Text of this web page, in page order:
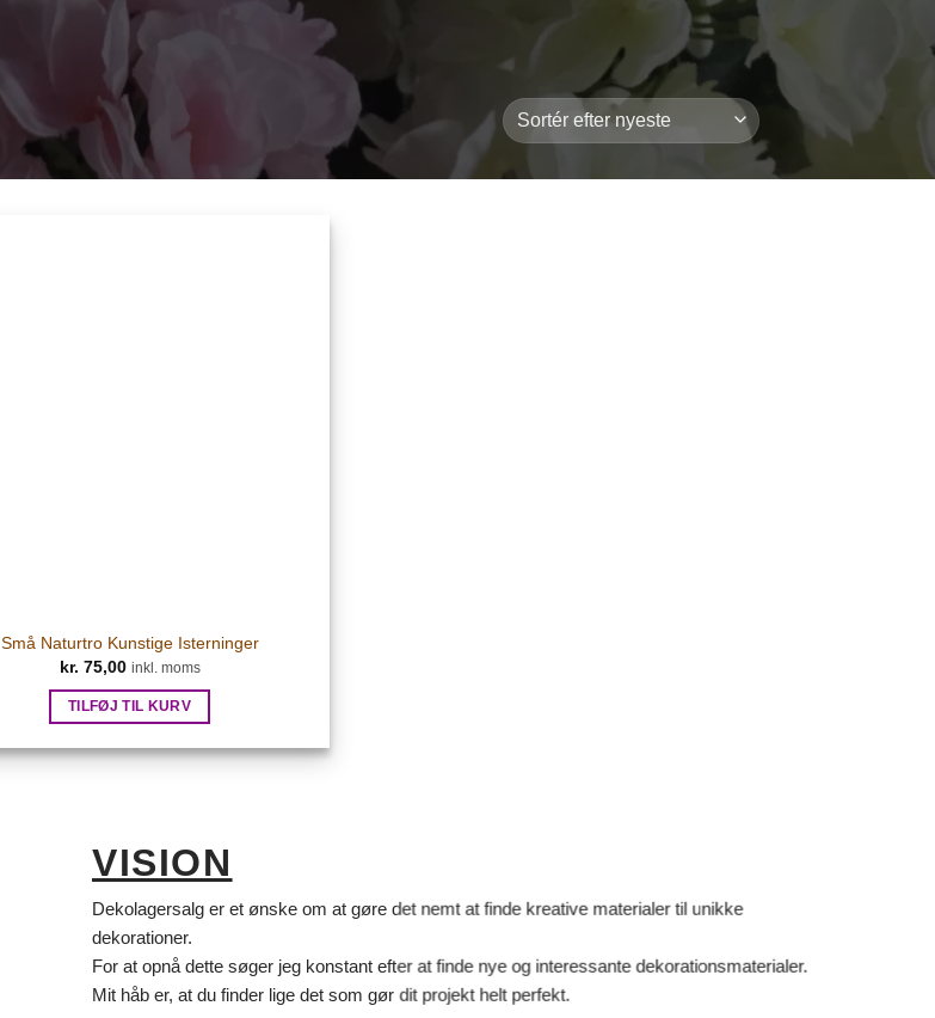
Små Naturtro Kunstige Isterninger
kr. 75,00 inkl. moms
TILFØJ TIL KURV
VISION
Dekolagersalg er et ønske om at gøre det nemt at finde kreative materialer til unikke
dekorationer.
For at opnå dette søger jeg konstant efter at finde nye og interessante dekorationsmaterialer.
Mit håb er, at du finder lige det som gør dit projekt helt perfekt.